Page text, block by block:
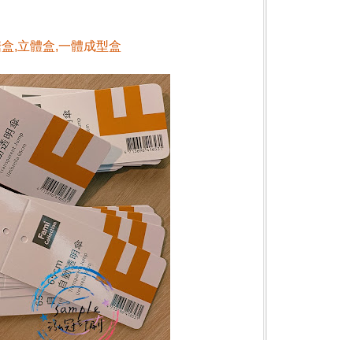
,立體盒,一體成型盒